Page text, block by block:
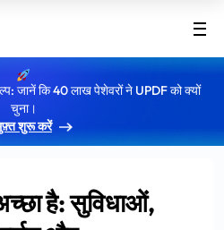
जानें कि 40 लाख पेशेवरों ने UPDF को क्यों
चुना।
शुरू करें
है: सुविधाओं,